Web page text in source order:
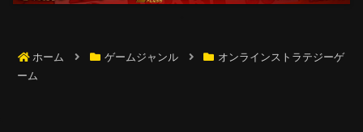
ホーム ゲームジャンル
オンラインストラテジーゲ
ーム